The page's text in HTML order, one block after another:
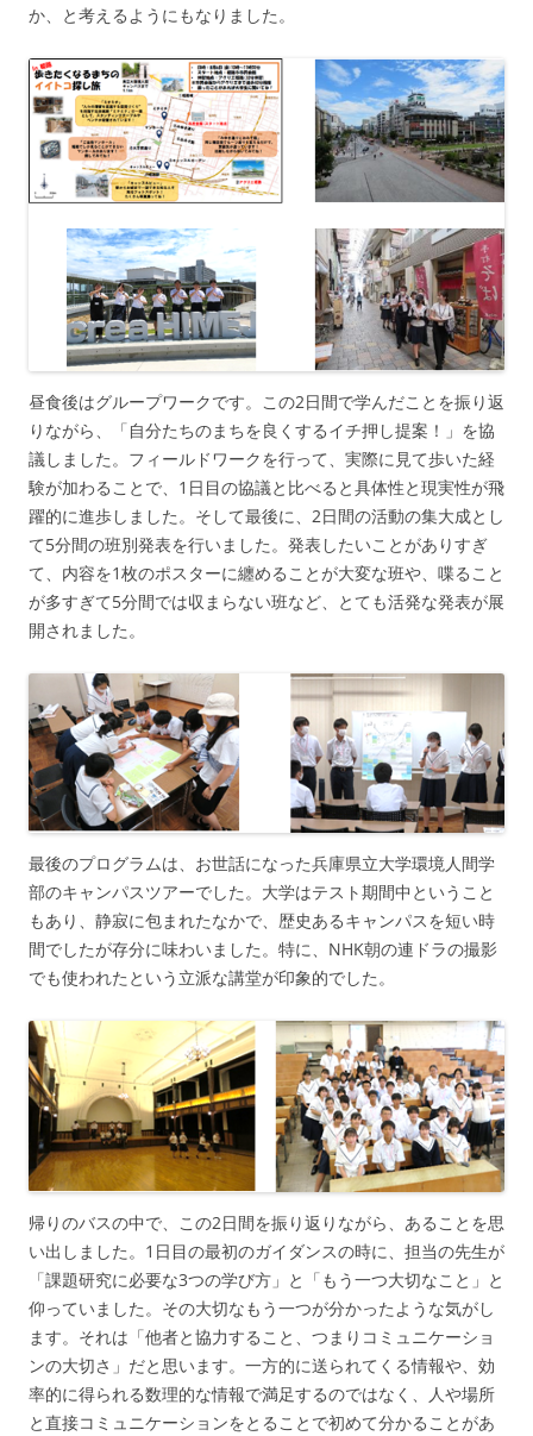
か、と考えるようにもなりました。
昼食後はグループワークです。この2日間で学んだことを振り返
りながら、「自分たちのまちを良くするイチ押し提案！」を協
議しました。フィールドワークを行って、実際に見て歩いた経
験が加わることで、1日目の協議と比べると具体性と現実性が飛
躍的に進歩しました。そして最後に、2日間の活動の集大成とし
て5分間の班別発表を行いました。発表したいことがありすぎ
て、内容を1枚のポスターに纏めることが大変な班や、喋ること
が多すぎて5分間では収まらない班など、とても活発な発表が展
開されました。
最後のプログラムは、お世話になった兵庫県立大学環境人間学
部のキャンパスツアーでした。大学はテスト期間中ということ
もあり、静寂に包まれたなかで、歴史あるキャンパスを短い時
間でしたが存分に味わいました。特に、NHK朝の連ドラの撮影
でも使われたという立派な講堂が印象的でした。
帰りのバスの中で、この2日間を振り返りながら、あることを思
い出しました。1日目の最初のガイダンスの時に、担当の先生が
「課題研究に必要な3つの学び方」と「もう一つ大切なこと」と
仰っていました。その大切なもう一つが分かったような気がし
ます。それは「他者と協力すること、つまりコミュニケーショ
ンの大切さ」だと思います。一方的に送られてくる情報や、効
率的に得られる数理的な情報で満足するのではなく、人や場所
と直接コミュニケーションをとることで初めて分かることがあ